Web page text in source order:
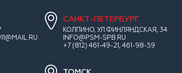
САНКТ-ПЕТЕРБУРГ
КОЛПИНО, УЛ.ФИНЛЯНДСКАЯ, 34.
INFO@PSM-SPB.RU
+7 (812) 461-49-21, 461-98-59